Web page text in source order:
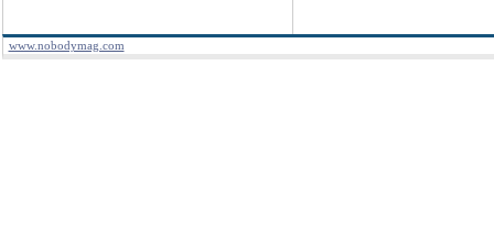
www.nobodymag.com